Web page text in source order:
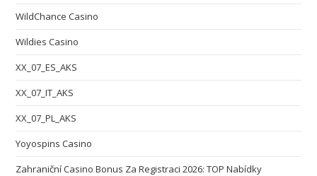
WildChance Casino
Wildies Casino
XX_07_ES_AKS
XX_07_IT_AKS
XX_07_PL_AKS
Yoyospins Casino
Zahraniční Casino Bonus Za Registraci 2026: TOP Nabídky